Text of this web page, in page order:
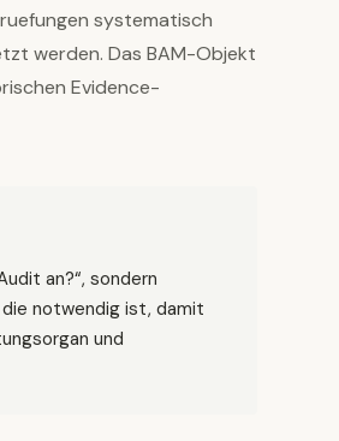
systematisch
werden. Das BAM-Objekt
Evidence-
an?“, sondern
die notwendig ist, damit
und